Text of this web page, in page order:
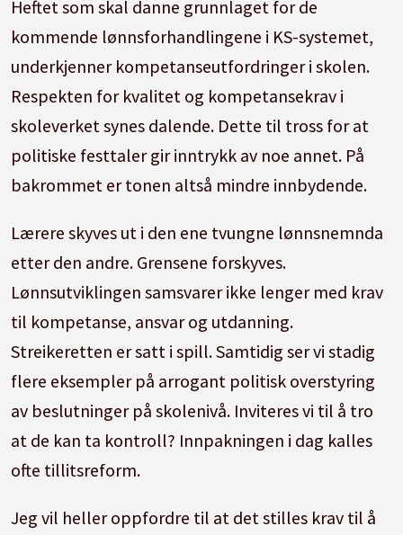
Heftet som skal danne grunnlaget for de
kommende lønnsforhandlingene i KS-systemet,
underkjenner kompetanseutfordringer i skolen.
Respekten for kvalitet og kompetansekrav i
skoleverket synes dalende. Dette til tross for at
politiske festtaler gir inntrykk av noe annet. På
bakrommet er tonen altså mindre innbydende.
Lærere skyves ut i den ene tvungne lønnsnemnda
etter den andre. Grensene forskyves.
Lønnsutviklingen samsvarer ikke lenger med krav
til kompetanse, ansvar og utdanning.
Streikeretten er satt i spill. Samtidig ser vi stadig
flere eksempler på arrogant politisk overstyring
av beslutninger på skolenivå. Inviteres vi til å tro
at de kan ta kontroll? Innpakningen i dag kalles
ofte tillitsreform.
Jeg vil heller oppfordre til at det stilles krav til å